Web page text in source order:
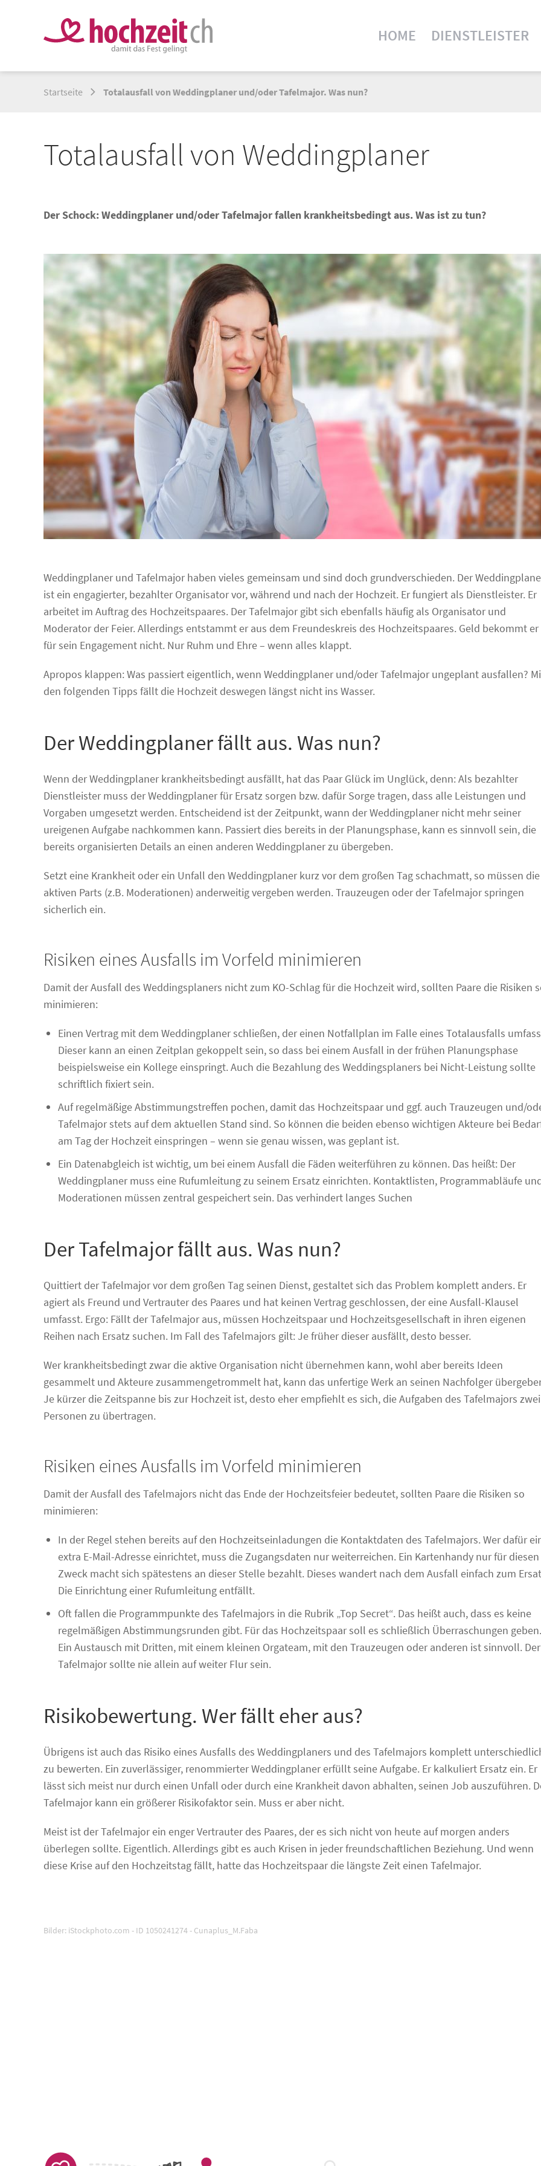
HOME DIENSTLEISTER
Startseite Totalausfall von Weddingplaner und/oder Tafelmajor. Was nun?
Totalausfall von Weddingplaner
Der Schock: Weddingplaner und/oder Tafelmajor fallen krankheitsbedingt aus. Was ist zu tun?
Weddingplaner und Tafelmajor haben vieles gemeinsam und sind doch grundverschieden. Der
ist ein engagierter, bezahlter Organisator vor, während und nach der Hochzeit. Er fungiert als Dienstleister. Er
arbeitet im Auftrag des Hochzeitspaares. Der Tafelmajor gibt sich ebenfalls häufig als Organisator und
Moderator der Feier. Allerdings entstammt er aus dem Freundeskreis des Hochzeitspaares. Geld bekommt er
für sein Engagement nicht. Nur Ruhm und Ehre – wenn alles klappt.
Apropos klappen: Was passiert eigentlich, wenn Weddingplaner und/oder Tafelmajor ungeplant ausfallen?
den folgenden Tipps fällt die Hochzeit deswegen längst nicht ins Wasser.
Der Weddingplaner fällt aus. Was nun?
Wenn der Weddingplaner krankheitsbedingt ausfällt, hat das Paar Glück im Unglück, denn: Als bezahlter
Dienstleister muss der Weddingplaner für Ersatz sorgen bzw. dafür Sorge tragen, dass alle Leistungen und
Vorgaben umgesetzt werden. Entscheidend ist der Zeitpunkt, wann der Weddingplaner nicht mehr seiner
ureigenen Aufgabe nachkommen kann. Passiert dies bereits in der Planungsphase, kann es sinnvoll sein, die
bereits organisierten Details an einen anderen Weddingplaner zu übergeben.
Setzt eine Krankheit oder ein Unfall den Weddingplaner kurz vor dem großen Tag schachmatt, so müssen die
aktiven Parts (z.B. Moderationen) anderweitig vergeben werden. Trauzeugen oder der Tafelmajor springen
sicherlich ein.
Risiken eines Ausfalls im Vorfeld minimieren
Damit der Ausfall des Weddingsplaners nicht zum KO-Schlag für die Hochzeit wird, sollten Paare die Risiken
minimieren:
Einen Vertrag mit dem Weddingplaner schließen, der einen Notfallplan im Falle eines Totalausfalls
Dieser kann an einen Zeitplan gekoppelt sein, so dass bei einem Ausfall in der frühen Planungsphase
beispielsweise ein Kollege einspringt. Auch die Bezahlung des Weddingsplaners bei Nicht-Leistung sollte
schriftlich fixiert sein.
Auf regelmäßige Abstimmungstreffen pochen, damit das Hochzeitspaar und ggf. auch Trauzeugen und/
Tafelmajor stets auf dem aktuellen Stand sind. So können die beiden ebenso wichtigen Akteure bei
am Tag der Hochzeit einspringen – wenn sie genau wissen, was geplant ist.
Ein Datenabgleich ist wichtig, um bei einem Ausfall die Fäden weiterführen zu können. Das heißt: Der
Weddingplaner muss eine Rufumleitung zu seinem Ersatz einrichten. Kontaktlisten, Programmabläufe
Moderationen müssen zentral gespeichert sein. Das verhindert langes Suchen
Der Tafelmajor fällt aus. Was nun?
Quittiert der Tafelmajor vor dem großen Tag seinen Dienst, gestaltet sich das Problem komplett anders. Er
agiert als Freund und Vertrauter des Paares und hat keinen Vertrag geschlossen, der eine Ausfall-Klausel
umfasst. Ergo: Fällt der Tafelmajor aus, müssen Hochzeitspaar und Hochzeitsgesellschaft in ihren eigenen
Reihen nach Ersatz suchen. Im Fall des Tafelmajors gilt: Je früher dieser ausfällt, desto besser.
Wer krankheitsbedingt zwar die aktive Organisation nicht übernehmen kann, wohl aber bereits Ideen
gesammelt und Akteure zusammengetrommelt hat, kann das unfertige Werk an seinen Nachfolger
Je kürzer die Zeitspanne bis zur Hochzeit ist, desto eher empfiehlt es sich, die Aufgaben des Tafelmajors zwei
Personen zu übertragen.
Risiken eines Ausfalls im Vorfeld minimieren
Damit der Ausfall des Tafelmajors nicht das Ende der Hochzeitsfeier bedeutet, sollten Paare die Risiken so
minimieren:
In der Regel stehen bereits auf den Hochzeitseinladungen die Kontaktdaten des Tafelmajors. Wer dafür
extra E-Mail-Adresse einrichtet, muss die Zugangsdaten nur weiterreichen. Ein Kartenhandy nur für diesen
Zweck macht sich spätestens an dieser Stelle bezahlt. Dieses wandert nach dem Ausfall einfach zum
Die Einrichtung einer Rufumleitung entfällt.
Oft fallen die Programmpunkte des Tafelmajors in die Rubrik „Top Secret“. Das heißt auch, dass es keine
regelmäßigen Abstimmungsrunden gibt. Für das Hochzeitspaar soll es schließlich Überraschungen geben.
Ein Austausch mit Dritten, mit einem kleinen Orgateam, mit den Trauzeugen oder anderen ist sinnvoll. Der
Tafelmajor sollte nie allein auf weiter Flur sein.
Risikobewertung. Wer fällt eher aus?
Übrigens ist auch das Risiko eines Ausfalls des Weddingplaners und des Tafelmajors komplett
zu bewerten. Ein zuverlässiger, renommierter Weddingplaner erfüllt seine Aufgabe. Er kalkuliert Ersatz ein. Er
lässt sich meist nur durch einen Unfall oder durch eine Krankheit davon abhalten, seinen Job auszuführen.
Tafelmajor kann ein größerer Risikofaktor sein. Muss er aber nicht.
Meist ist der Tafelmajor ein enger Vertrauter des Paares, der es sich nicht von heute auf morgen anders
überlegen sollte. Eigentlich. Allerdings gibt es auch Krisen in jeder freundschaftlichen Beziehung. Und wenn
diese Krise auf den Hochzeitstag fällt, hatte das Hochzeitspaar die längste Zeit einen Tafelmajor.
Bilder: iStockphoto.com - ID 1050241274 - Cunaplus_M.Faba